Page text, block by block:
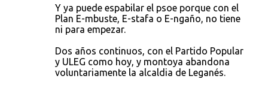
Y ya puede espabilar el psoe porque con el
Plan E-mbuste, E-stafa o E-ngaño, no tiene
ni para empezar.
Dos años continuos, con el Partido Popular
y ULEG como hoy, y montoya abandona
voluntariamente la alcaldia de Leganés.